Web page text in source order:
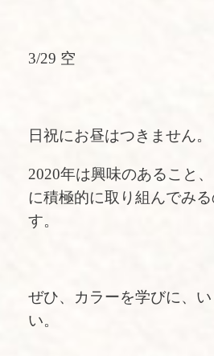
3/29 空
日祝にお昼はつきません。
2020年は興味のあること
に積極的に取り組んでみ
す。
ぜひ、カラーを学びに、
い。